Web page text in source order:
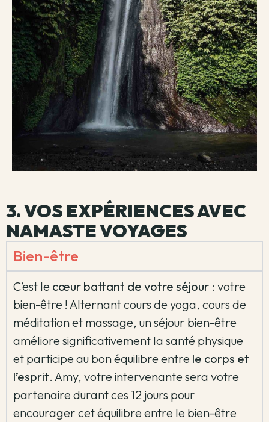
3. VOS EXPÉRIENCES AVEC
NAMASTE VOYAGES
Bien-être
C’est le cœur battant de votre séjour : votre
bien-être ! Alternant cours de yoga, cours de
méditation et massage, un séjour bien-être
améliore significativement la santé physique
et participe au bon équilibre entre le corps et
l’esprit. Amy, votre intervenante sera votre
partenaire durant ces 12 jours pour
encourager cet équilibre entre le bien-être